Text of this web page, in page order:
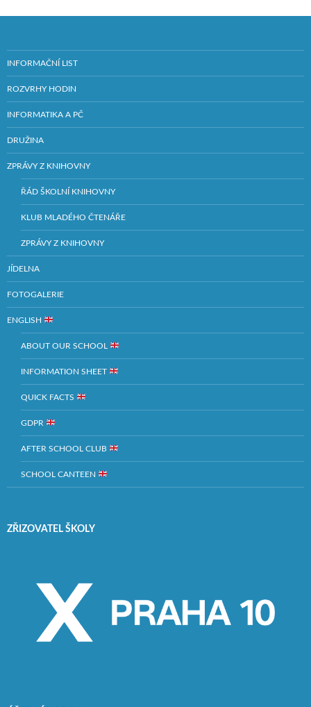
INFORMAČNÍ LIST
ROZVRHY HODIN
INFORMATIKA A PČ
DRUŽINA
ZPRÁVY Z KNIHOVNY
ŘÁD ŠKOLNÍ KNIHOVNY
KLUB MLADÉHO ČTENÁŘE
ZPRÁVY Z KNIHOVNY
JÍDELNA
FOTOGALERIE
ENGLISH
ABOUT OUR SCHOOL
INFORMATION SHEET
QUICK FACTS
GDPR
AFTER SCHOOL CLUB
SCHOOL CANTEEN
ZŘIZOVATEL ŠKOLY